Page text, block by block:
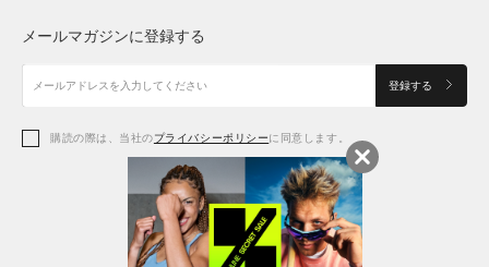
アクセサリー
アクセサリー
シューズ
アクセサリー
レギンス＆タイツ
シューズ
メールマガジンに登録する
登録する
購読の際は、当社のプライバシーポリシーに同意します。